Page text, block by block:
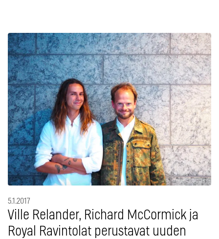
5.1.2017
Ville Relander, Richard McCormick ja
Royal Ravintolat perustavat uuden